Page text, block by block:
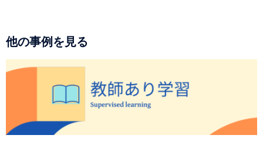
他の事例を見る